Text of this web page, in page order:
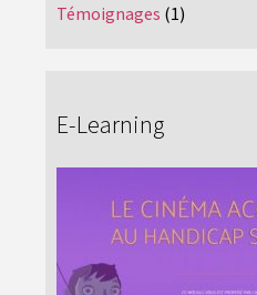
Témoignages (1)
E-Learning